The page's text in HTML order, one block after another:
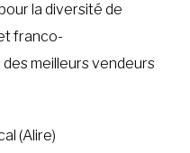
la diversité de
franco-
meilleurs vendeurs
(Alire)